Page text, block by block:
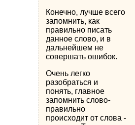
Конечно, лучше всего
запомнить, как
правильно писать
данное слово, и в
дальнейшем не
совершать ошибок.
Очень легко
разобраться и
понять, главное
запомнить слово-
правильно
происходит от слова -